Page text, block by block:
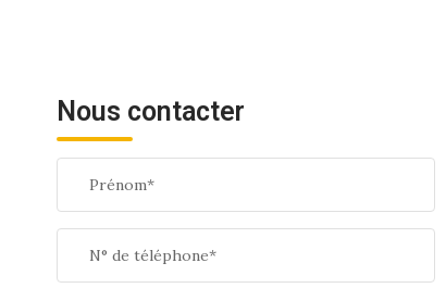
Nous contacter
Prénom*
N° de téléphone*